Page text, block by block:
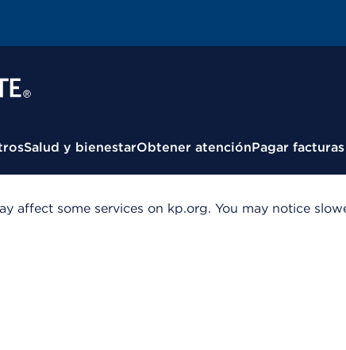
Salud y bienestarObtener atenciónPagar facturas
affect some services on kp.org. You may notice